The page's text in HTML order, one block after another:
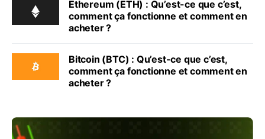
Ethereum (ETH) : Qu’est-ce que c’est,
comment ça fonctionne et comment en
acheter ?
Bitcoin (BTC) : Qu’est-ce que c’est,
comment ça fonctionne et comment en
acheter ?